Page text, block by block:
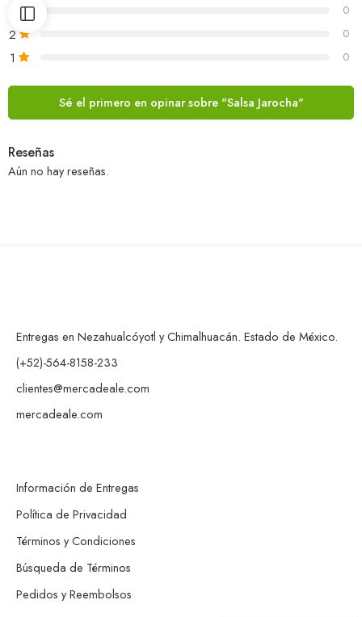
0
2 0
1 0
Sé el primero en opinar sobre "Salsa Jarocha"
Reseñas
Aún no hay reseñas.
Entregas en Nezahualcóyotl y Chimalhuacán. Estado de México.
(+52)-564-8158-233
clientes@mercadeale.com
mercadeale.com
Información de Entregas
Política de Privacidad
Términos y Condiciones
Búsqueda de Términos
Pedidos y Reembolsos